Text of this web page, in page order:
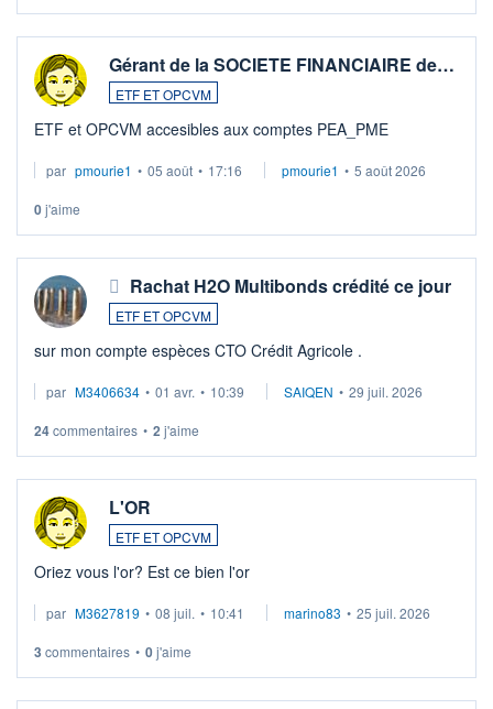
Gérant de la SOCIETE FINANCIAIRE de…
ETF ET OPCVM
ETF et OPCVM accesibles aux comptes PEA_PME
par pmourie1 • 05 août • 17:16 pmourie1 • 5 août 2026
0j'aime
Rachat H2O Multibonds crédité ce jour
ETF ET OPCVM
sur mon compte espèces CTO Crédit Agricole .
par M3406634 • 01 avr. • 10:39 SAIQEN • 29 juil. 2026
24commentaires • 2 j'aime
L'OR
ETF ET OPCVM
Oriez vous l'or? Est ce bien l'or
par M3627819 • 08 juil. • 10:41 marino83 • 25 juil. 2026
3 commentaires • 0j'aime